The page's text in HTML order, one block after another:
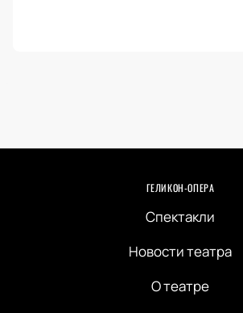
ГЕЛИКОН-ОПЕРА
Спектакли
Новости театра
О театре